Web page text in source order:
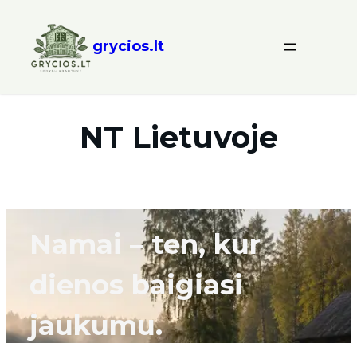
grycios.lt
NT Lietuvoje
Namai – ten, kur
dienos baigiasi
jaukumu.